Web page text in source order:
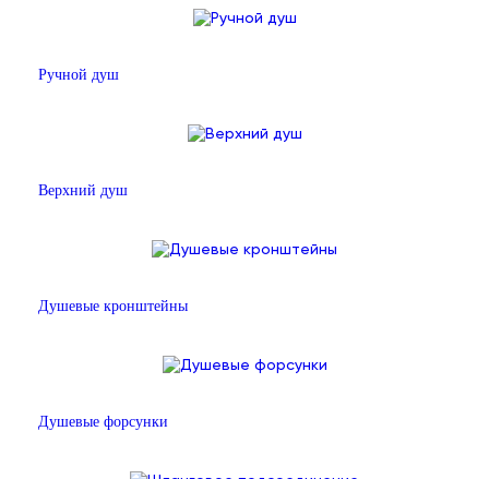
Ручной душ
Верхний душ
Душевые кронштейны
Душевые форсунки